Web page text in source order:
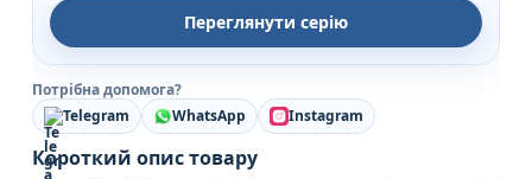
Переглянути серію
Потрібна допомога?
Telegram
WhatsApp Instagram
Короткий опис товару